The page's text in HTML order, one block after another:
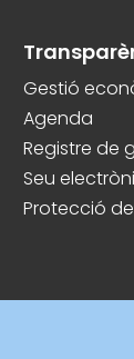
Gestió
Agenda
Registre de
Seu
Protecció